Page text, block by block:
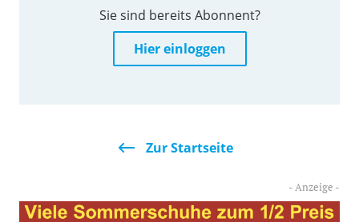
Sie sind bereits Abonnent?
Hier einloggen
Zur Startseite